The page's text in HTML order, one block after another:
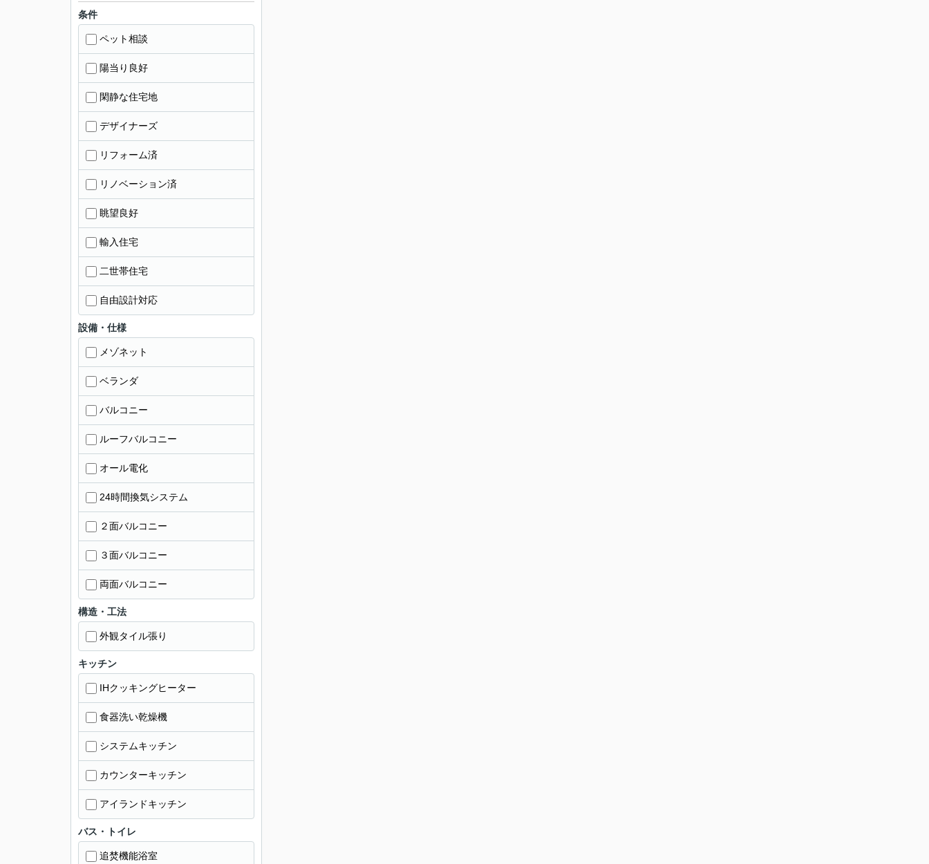
条件
ペット相談
陽当り良好
閑静な住宅地
デザイナーズ
リフォーム済
リノベーション済
眺望良好
輸入住宅
二世帯住宅
自由設計対応
設備・仕様
メゾネット
ベランダ
バルコニー
ルーフバルコニー
オール電化
24時間換気システム
２面バルコニー
３面バルコニー
両面バルコニー
構造・工法
外観タイル張り
キッチン
IHクッキングヒーター
食器洗い乾燥機
システムキッチン
カウンターキッチン
アイランドキッチン
バス・トイレ
追焚機能浴室